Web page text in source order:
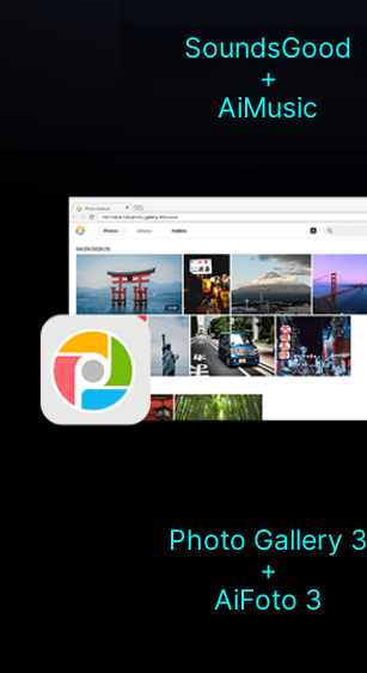
SoundsGood
+
AiMusic
Photo Gallery 3
+
AiFoto 3